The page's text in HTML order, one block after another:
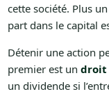
cette société. Plus
part dans le capital
Détenir une action
premier est un droit
un dividende si